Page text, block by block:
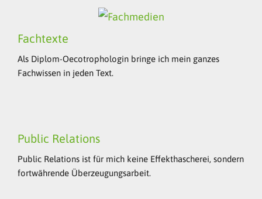
Fachtexte
Als Diplom-Oecotrophologin bringe ich mein ganzes
Fachwissen in jeden Text.
Public Relations
Public Relations ist für mich keine Effekthascherei, sondern
fortwährende Überzeugungsarbeit.